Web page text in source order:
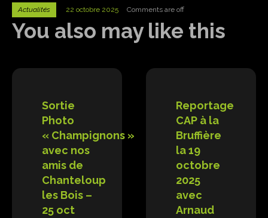
Actualités 22 octobre 2025 Comments are off
You also may like this
Sortie
Photo
« Champignons »
avec nos
amis de
Chanteloup
les Bois –
25 oct
Reportage
CAP à la
Bruffière
la 19
octobre
2025
avec
Arnaud